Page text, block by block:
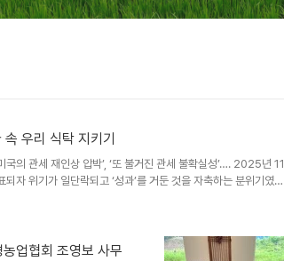
우리 식탁 지키기
의 관세 재인상 압박’, ‘또 불거진 관세 불확실성’…. 2025년 11
자 위기가 일단락되고 ‘성과’를 거둔 것을 자축하는 분위기였습
압박에 우리나라 장관이 부리나케 미국을 방문하는 등 다시 위
우리 농업의 민감..
업협회 조영보 사무